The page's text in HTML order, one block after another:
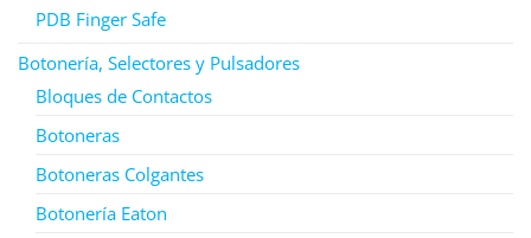
PDB Finger Safe
Botonería, Selectores y Pulsadores
Bloques de Contactos
Botoneras
Botoneras Colgantes
Botonería Eaton